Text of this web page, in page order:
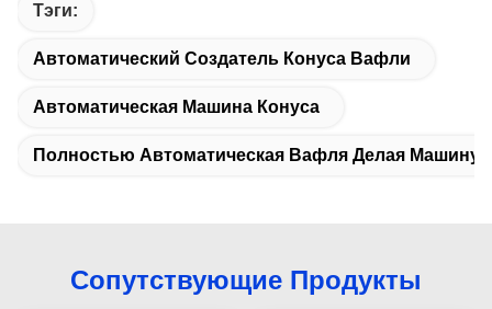
Тэги:
Автоматический Создатель Конуса Вафли
Автоматическая Машина Конуса
Полностью Автоматическая Вафля Делая Машину
Сопутствующие Продукты